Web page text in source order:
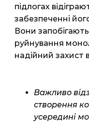
підлогах
забезпеченні
Вони
руйнування
надійний захист
Важливо
створення
усередині